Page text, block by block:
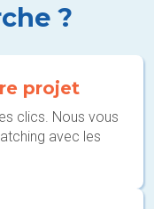
?
projet
clics. Nous vous
avec les